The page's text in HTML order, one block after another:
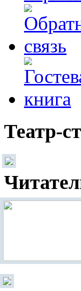
Театр-